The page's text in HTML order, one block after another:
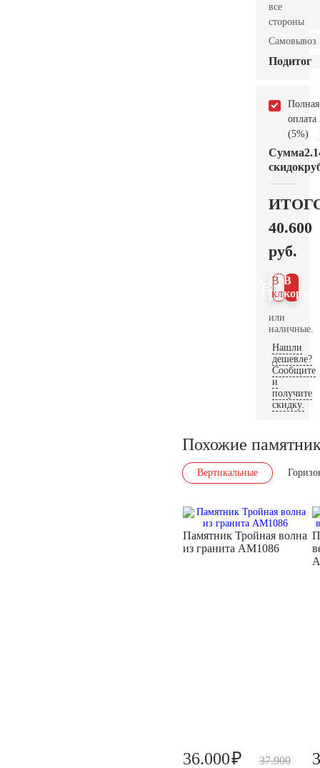
все
стороны
Самовывоз
Подитог
Полная
оплата
(5%)
Сумма
скидок
40.600
руб.
В
В 1
клик
или
наличные.
Нашли
дешевле?
Сообщите
и
получите
скидку.
Похожие
Вертикальные
Памятник Тройная волна
из гранита AM1086
37.900
36.000₽